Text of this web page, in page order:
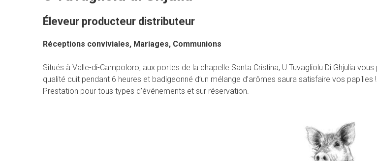
Éleveur producteur distributeur
Réceptions conviviales, Mariages, Communions
Situés à Valle-di-Campoloro, aux portes de la chapelle Santa Cristina, U Tuvagliolu Di Ghjulia
qualité cuit pendant 6 heures et badigeonné d’un mélange d’arômes saura satisfaire vos papilles !
Prestation pour tous types d’événements et sur réservation.